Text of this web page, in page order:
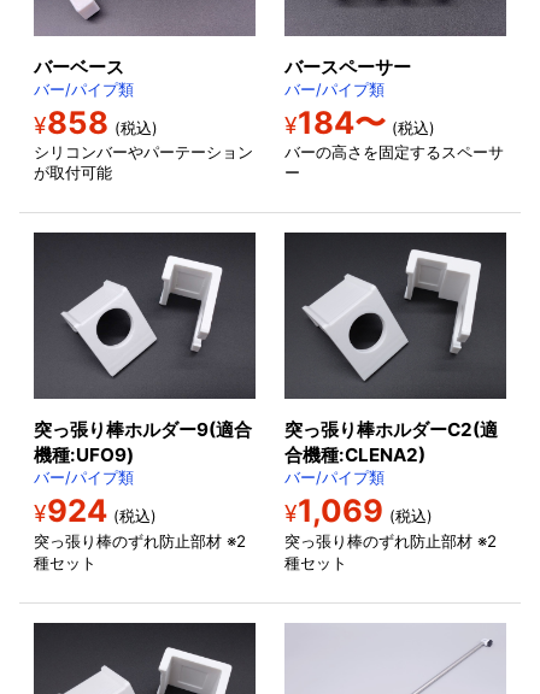
バーベース
バー/パイプ類
¥858 (税込)
シリコンバーやパーテーション
が取付可能
バースペーサー
バー/パイプ類
¥184〜 (税込)
バーの高さを固定するスペーサ
ー
突っ張り棒ホルダー9(適合
機種:UFO9)
バー/パイプ類
¥924 (税込)
突っ張り棒のずれ防止部材 ※2
種セット
突っ張り棒ホルダーC2(適
合機種:CLENA2)
バー/パイプ類
¥1,069 (税込)
突っ張り棒のずれ防止部材 ※2
種セット